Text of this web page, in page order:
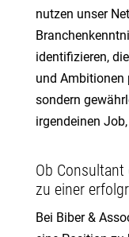
nutzen unser
identifizieren,
und Ambitionen
sondern
irgendeinen
Ob
zu einer
Bei Biber &